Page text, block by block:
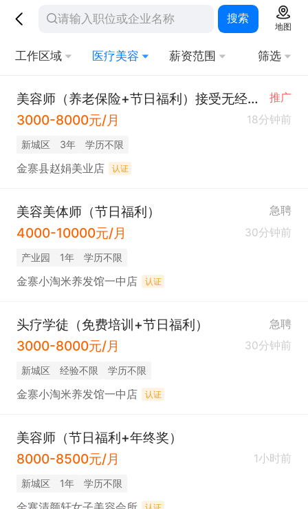
搜索
地图
工作区域 医疗美容 薪资范围 筛选
美容师（养老保险+节日福利）接受无经验~ 推广
3000-8000元/月 18分钟前
新城区 3年 学历不限
金寨县赵娟美业店 认证
美容美体师（节日福利） 急聘
4000-10000元/月 30分钟前
产业园 1年 学历不限
金寨小淘米养发馆一中店 认证
头疗学徒（免费培训+节日福利） 急聘
3000-8000元/月 30分钟前
新城区 经验不限 学历不限
金寨小淘米养发馆一中店 认证
美容师（节日福利+年终奖）
8000-8500元/月
1小时前
新城区 1年 学历不限